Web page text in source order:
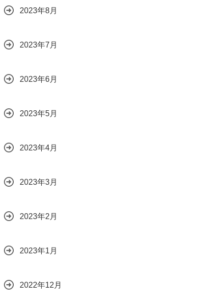
2023年8月
2023年7月
2023年6月
2023年5月
2023年4月
2023年3月
2023年2月
2023年1月
2022年12月